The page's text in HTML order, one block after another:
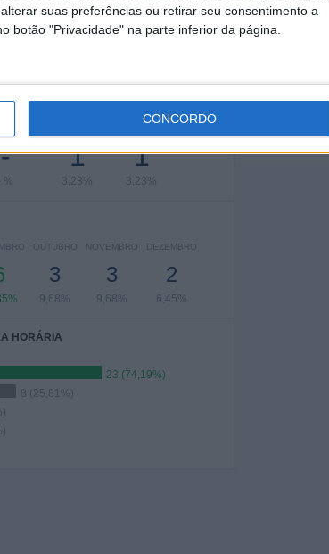
suas preferências ou retirar seu consentimento a
botão "Privacidade" na parte inferior da página.
CONCORDO
-
%
1
3,23%
1
3,23%
OUTUBRO
3
9,68%
NOVEMBRO
3
9,68%
DEZEMBRO
2
6,45%
HORÁRIA
23 (74,19%)
8 (25,81%)